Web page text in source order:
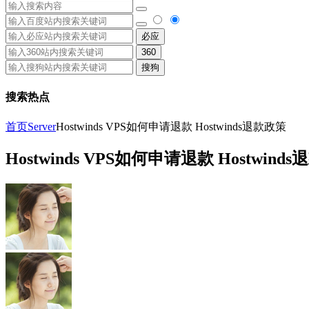
必应
360
搜狗
搜索热点
首页ServerHostwinds VPS如何申请退款 Hostwinds退款政策
Hostwinds VPS如何申请退款 Hostwinds